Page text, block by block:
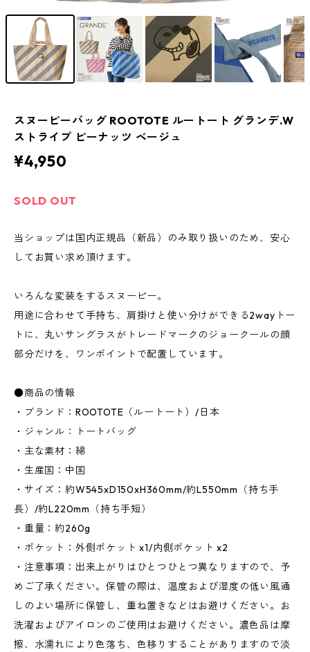
スヌーピーバッグ ROOTOTE ルートート グランデ.W
ストライプ ピーナッツ ベージュ
¥4,950
SOLD OUT
当ショップは国内正規品（新品）のみ取り扱いのため、安心
してお買い求め頂けます。
いろんな変装をするスヌーピー。
用途に合わせて手持ち、肩掛けと使い分けができる2wayトー
トに、丸いサングラスがトレードマークのジョークールの顔
部分だけを、ワンポイントで配置しています。
●商品の情報
・ブランド：ROOTOTE（ルートート）/日本
・ジャンル：トートバッグ
・主な素材：綿
・生産国：中国
・サイズ：約W545xD150xH360mm/約L550mm（持ち手
長）/約L220mm（持ち手短）
・重量：約260g
・ポケット：外側ポケット x1/内側ポケット x2
・注意事項：出来上がりはひとつひとつ異なりますので、予
めご了承ください。保管の際は、温度および湿度の低い風通
しのよい場所に保管し、重ね置きなどはお避けください。お
洗濯およびアイロンのご使用はお避けください。濃色品は摩
擦、水濡れにより色落ち、色移りすることがありますので淡